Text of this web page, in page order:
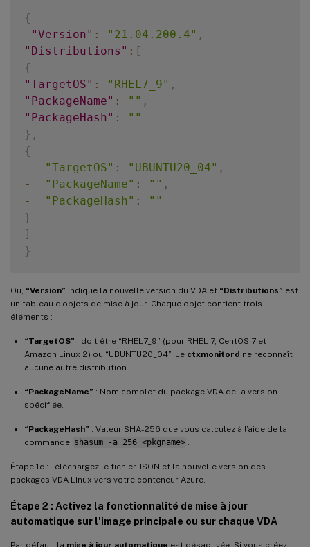
{
"Version" : "21.04.200.4" ,
"Distributions" : [
{
"TargetOS" : "RHEL7_9" ,
"PackageName" : "" ,
"PackageHash" :
""
} ,
{
-
"TargetOS" : "UBUNTU20_04" ,
-
"PackageName" : "" ,
-
"PackageHash" :
""
}
]
}
Où, “Version” indique la nouvelle version du VDA et “Distributions” est
un tableau d’objets de mise à jour. Chaque objet contient trois
éléments :
“TargetOS” : doit être “RHEL7_9” (pour RHEL 7, CentOS 7 et
Amazon Linux 2) ou “UBUNTU20_04”. Le ctxmonitord ne reconnaît
aucune autre distribution.
“PackageName” : Nom complet du package VDA de la version
spécifiée.
“PackageHash” : Valeur SHA-256 que vous calculez à l’aide de la
commande shasum -a 256 <pkgname>
Étape 1c : Téléchargez le fichier JSON et la nouvelle version des
packages VDA Linux vers votre conteneur Azure.
Étape 2 : Activez la fonctionnalité de mise à jour
automatique sur l’image principale ou sur chaque VDA
Par défaut, la mise à jour automatique est désactivée. Si vous créez